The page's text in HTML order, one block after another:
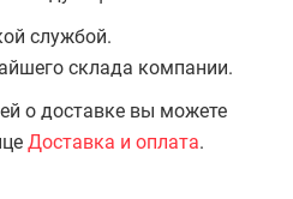
службой.
склада компании.
о доставке вы можете
Доставка и оплата.